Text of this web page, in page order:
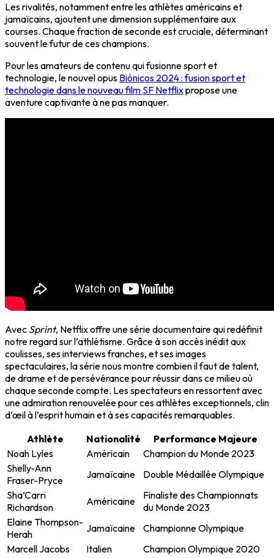
Les rivalités, notamment entre les athlètes américains et
jamaïcains, ajoutent une dimension supplémentaire aux
courses. Chaque fraction de seconde est cruciale, déterminant
souvent le futur de ces champions.
Pour les amateurs de contenu qui fusionne sport et
technologie, le nouvel opus Biónicos 2024 : fusion sport et
technologie dans le nouveau film SF Netflixpropose une
aventure captivante à ne pas manquer.
Avec Sprint, Netflix offre une série documentaire qui redéfinit
notre regard sur l’athlétisme. Grâce à son accès inédit aux
coulisses, ses interviews franches, et ses images
spectaculaires, la série nous montre combien il faut de talent,
de drame et de persévérance pour réussir dans ce milieu où
chaque seconde compte. Les spectateurs en ressortent avec
une admiration renouvelée pour ces athlètes exceptionnels, clin
d’œil à l’esprit humain et à ses capacités remarquables.
Athlète
Nationalité
Performance Majeure
Noah Lyles
Américain
Champion du Monde 2023
Shelly-Ann
Fraser-Pryce
Jamaïcaine
Double Médaillée Olympique
Sha’Carri
Richardson
Américaine
Finaliste des Championnats
du Monde 2023
Elaine Thompson-
Herah
Jamaïcaine
Championne Olympique
Marcell Jacobs
Italien
Champion Olympique 2020